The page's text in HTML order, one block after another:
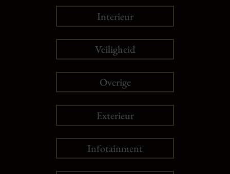
Interieur
Veiligheid
Overige
Exterieur
Infotainment